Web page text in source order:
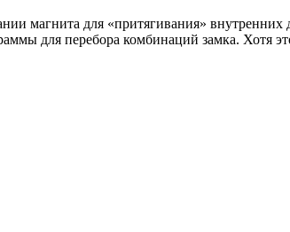
магнита для «притягивания» внутренних
для перебора комбинаций замка. Хотя